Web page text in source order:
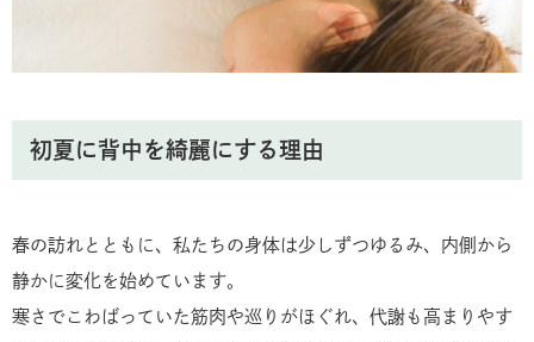
初夏に背中を綺麗にする理由
春の訪れとともに、私たちの身体は少しずつゆるみ、内側から
静かに変化を始めています。
寒さでこわばっていた筋肉や巡りがほぐれ、代謝も高まりやす